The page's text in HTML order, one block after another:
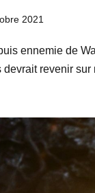
2021
ennemie de
revenir